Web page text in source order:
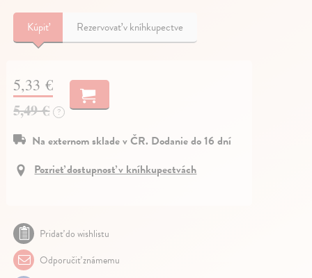
Kúpiť Rezervovať v kníhkupectve
5,33 €
5,49 € ?
Na externom sklade v ČR. Dodanie do 16 dní
Pozrieť dostupnosť v kníhkupectvách
Pridať do wishlistu
Odporučiť známemu